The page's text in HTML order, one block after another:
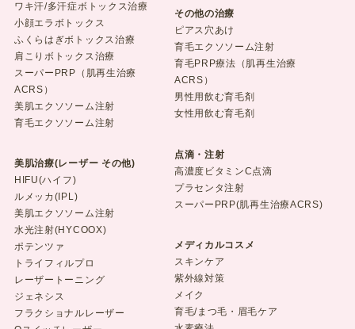
ワキ汗/多汗症ボトックス治療
小顔エラボトックス
ふくらはぎボトックス治療
肩こりボトックス治療
スーパーPRP（肌再生治療
ACRS）
美肌エクソソーム注射
育毛エクソソーム注射
美肌治療(レーザー その他)
HIFU(ハイフ)
ルメッカ(IPL)
美肌エクソソーム注射
水光注射(HYCOOX)
ポテンツァ
トライフィルプロ
レーザートーニング
ジェネシス
フラクショナルレーザー
その他の治療
ピアス穴あけ
育毛エクソソーム注射
育毛PRP療法（肌再生治療
ACRS）
男性用飲む育毛剤
女性用飲む育毛剤
点滴・注射
高濃度ビタミンC点滴
プラセンタ注射
スーパーPRP(肌再生治療ACRS)
メディカルコスメ
スキンケア
紫外線対策
メイク
育毛/まつ毛・眉毛ケア